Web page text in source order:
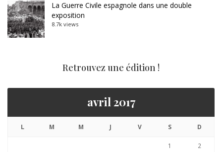
La Guerre Civile espagnole dans une double
exposition
8.7k views
Retrouvez une édition !
avril 2017
L M M J V S D
1 2